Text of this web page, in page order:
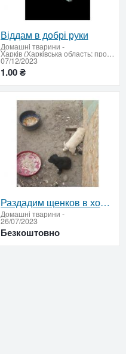
Віддам в добрі руки
Домашнi тварини -
Харків (Харківська область: продати купити)
07/12/2023
1.00 ₴
Раздадим щенков в хорошие руки.
Домашнi тварини -
26/07/2023
Безкоштовно